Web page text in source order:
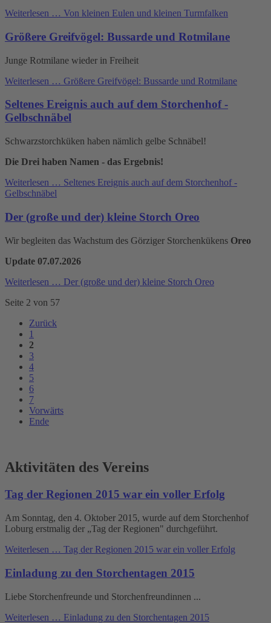
Weiterlesen … Von kleinen Eulen und kleinen Turmfalken
Größere Greifvögel: Bussarde und Rotmilane
Junge Rotmilane wieder in Freiheit
Weiterlesen … Größere Greifvögel: Bussarde und Rotmilane
Seltenes Ereignis auch auf dem Storchenhof -
Gelbschnäbel
Schwarzstorchküken haben nämlich gelbe Schnäbel!
Die Drei haben Namen - das Ergebnis!
Weiterlesen … Seltenes Ereignis auch auf dem Storchenhof -
Gelbschnäbel
Der (große und der) kleine Storch Oreo
Wir begleiten das Wachstum des Görziger Storchenkükens Oreo
Update 07.07.2026
Weiterlesen … Der (große und der) kleine Storch Oreo
Seite 2 von 57
Zurück
1
2
3
4
5
6
7
Vorwärts
Ende
Aktivitäten des Vereins
Tag der Regionen 2015 war ein voller Erfolg
Am Sonntag, den 4. Oktober 2015, wurde auf dem Storchenhof
Loburg erstmalig der „Tag der Regionen" durchgeführt.
Weiterlesen … Tag der Regionen 2015 war ein voller Erfolg
Einladung zu den Storchentagen 2015
Liebe Storchenfreunde und Storchenfreundinnen ...
Weiterlesen … Einladung zu den Storchentagen 2015